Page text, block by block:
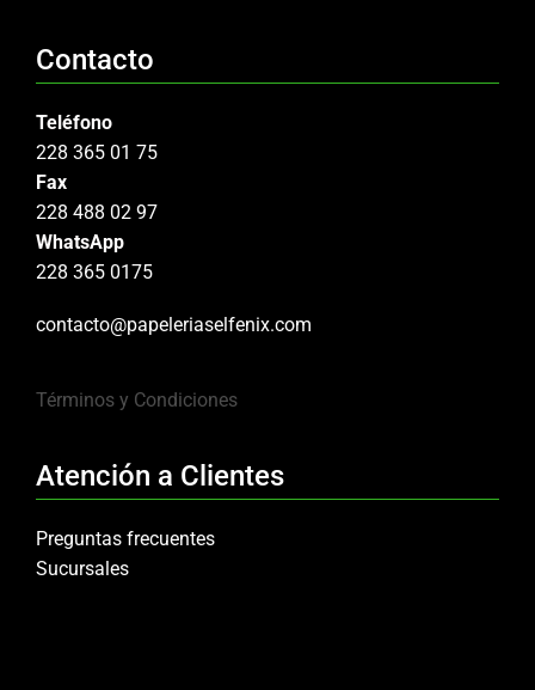
Contacto
Teléfono
228 365 01 75
Fax
228 488 02 97
WhatsApp
228 365 0175
contacto@papeleriaselfenix.com
Términos y Condiciones
Atención a Clientes
Preguntas frecuentes
Sucursales